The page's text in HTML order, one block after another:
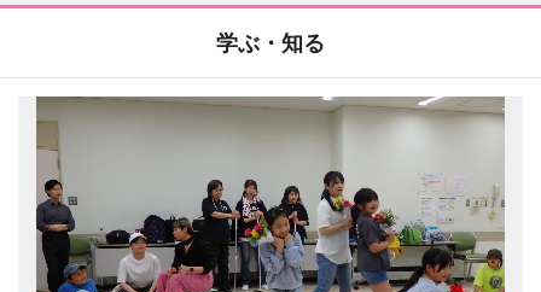
学ぶ・知る